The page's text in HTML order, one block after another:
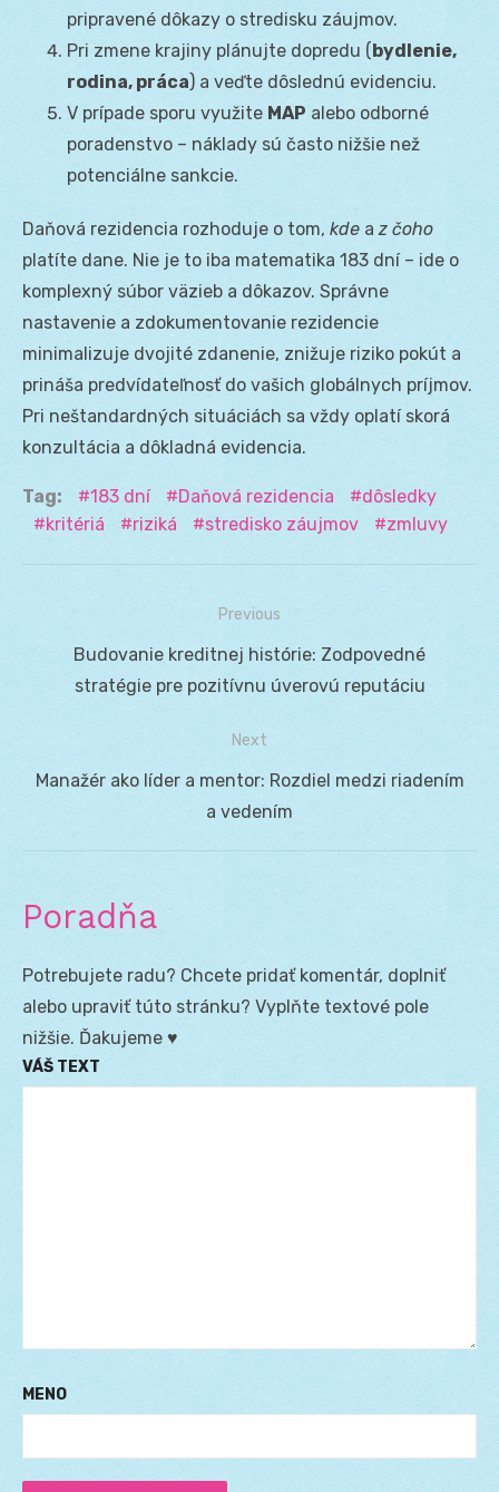
pripravené dôkazy o stredisku záujmov.
Pri zmene krajiny plánujte dopredu (bydlenie,
rodina, práca) a veďte dôslednú evidenciu.
V prípade sporu využite MAP alebo odborné
poradenstvo – náklady sú často nižšie než
potenciálne sankcie.
Daňová rezidencia rozhoduje o tom, kde a z čoho
platíte dane. Nie je to iba matematika 183 dní – ide o
komplexný súbor väzieb a dôkazov. Správne
nastavenie a zdokumentovanie rezidencie
minimalizuje dvojité zdanenie, znižuje riziko pokút a
prináša predvídateľnosť do vašich globálnych príjmov.
Pri neštandardných situáciách sa vždy oplatí skorá
konzultácia a dôkladná evidencia.
Tag: 183 dní Daňová rezidencia
dôsledky
kritériá
riziká stredisko záujmov zmluvy
Navigácia
Previous
PreviousBudovanie kreditnej histórie: Zodpovedné
stratégie pre pozitívnu úverovú reputáciu
Next
Next
Manažér ako líder a mentor: Rozdiel medzi riadením
a vedením
Poradňa
Potrebujete radu? Chcete pridať komentár, doplniť
alebo upraviť túto stránku? Vyplňte textové pole
nižšie. Ďakujeme ♥
VÁŠ TEXT
MENO